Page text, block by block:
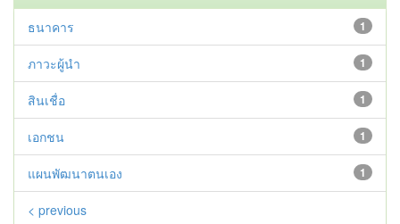
1
ธนาคาร
1
ภาวะผู้นำ
1
สินเชื่อ
1
เอกชน
1
แผนพัฒนาตนเอง
< previous